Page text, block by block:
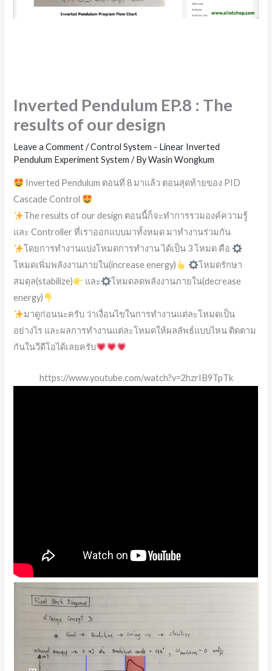
Inverted Pendulum EP.8 : The
results of our design
Leave a Comment /Control System - Linear Inverted
Pendulum Experiment System / ByWasin Wongkum
Inverted Pendulum ตอนที่ 8 มาแล้ว ตอนสุดท้ายของ PID
Cascade Control
The results of our design ตอนนี้ก็จะทำการรวมองค์ความรู้
และ Controller ที่เราออกแบบมาทั้งหมด มาทำงานร่วมกัน
โดยการทำงานแบ่งโหมดการทำงาน ได้เป็น 3 โหมด คือ
โหมดเพิ่มพลังงานภายใน(increase energy)
โหมดรักษา
สมดุล(stabilize)
และ
โหมดลดพลังงานภายใน(decrease
energy)
มาดูก่อนนะครับ ว่าเงื่อนไขในการทำงานแต่ละโหมดเป็น
อย่างไร และผลการทำงานแต่ละโหมดให้ผลลัพธ์แบบไหน ติดตาม
กันในวีดีโอได้เลยครับ
https://www.youtube.com/watch?v=2hzrIB9TpTk